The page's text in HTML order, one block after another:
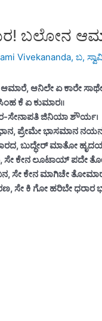
ಬಲೋನ
Vivekananda,ಬ,
ಆನಿಲೇ ಏ ಕಾರೇ
ಕೆ ಏ ಕುಮಾರ॥
ಸೇನಾಪತಿ ಜಿನಿಯಾ ಶೌರ್ಯ।
ಪ್ರೇಮೇ ಭಾಸಮಾನ
ಬುದ್ಧೇರ್ ಮಾತೋ
ಸೇ ಕೇನ ಲೂಟಾಯ್ ಪದೇ
ಸೇ ಕೇನ ಮಾಗಿಚೇ
ಸೇ ಕಿ ಗೋ ಹರಿಬೇ ಧರಾರ